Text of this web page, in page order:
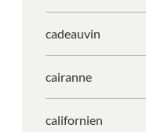
cadeauvin
cairanne
californien